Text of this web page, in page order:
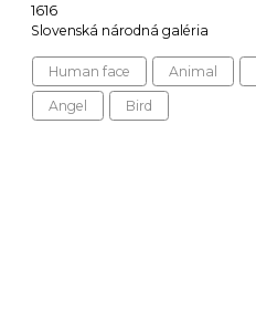
1616
Slovenská národná galéria
Human face Animal
Angel Bird